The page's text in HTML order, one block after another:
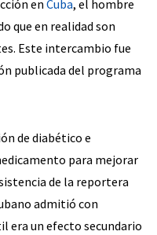
en Cuba, el hombre
que en realidad son
Este intercambio fue
publicada del programa
de diabético e
para mejorar
de la reportera
admitió con
era un efecto secundario